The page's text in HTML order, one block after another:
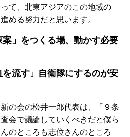
て、北東アジアのこの地域の
める努力だと思います。
」をつくる場、動かす必要
流す」自衛隊にするのが安
の会の松井一郎代表は、「９条
会で議論していくべきだと僕ら
のところも志位さんのところ